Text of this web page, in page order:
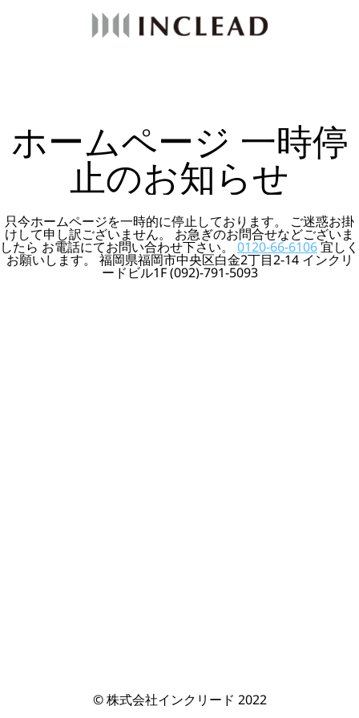
ホームページ 一時停
止のお知らせ
只今ホームページを一時的に停止しております。 ご迷惑お掛
けして申し訳ございません。 お急ぎのお問合せなどございま
したら お電話にてお問い合わせ下さい。0120-66-6106宜しく
お願いします。 福岡県福岡市中央区白金2丁目2-14 インクリ
ードビル1F (092)-791-5093
© 株式会社インクリード 2022